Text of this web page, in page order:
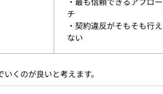
チ
・契約違反がそもそも行え
ない
くのが良いと考えます。